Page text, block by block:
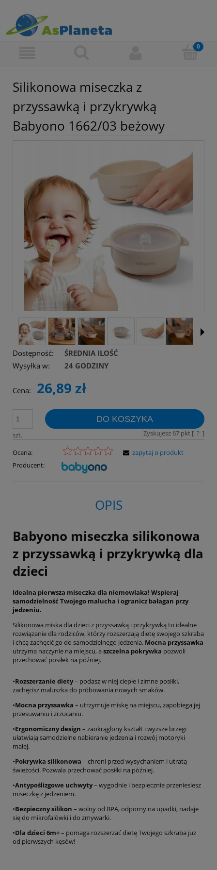
Silikonowa miseczka z
przyssawką i przykrywką
Babyono 1662/03 beżowy
Dostępność:
ŚREDNIA ILOŚĆ
Wysyłka w:
24 GODZINY
Cena: 26,89 zł
szt.
DO KOSZYKA
Zyskujesz 67pkt [ ? ]
Ocena:
Producent:
zapytaj o produkt
OPIS
Babyono miseczka silikonowa
z przyssawką i przykrywką dla
dzieci
Idealna pierwsza miseczka dla niemowlaka! Wspieraj
samodzielność Twojego malucha i ogranicz bałagan przy
jedzeniu.
Silikonowa miska dla dzieci z przyssawką i przykrywką to idealne
rozwiązanie dla rodziców, którzy rozszerzają dietę swojego szkraba
i chcą zachęcić go do samodzielnego jedzenia. Mocna przyssawka
utrzyma naczynie na miejscu, a szczelna pokrywka pozwoli
przechować posiłek na później.
•Rozszerzanie diety– podasz w niej ciepłe i zimne posiłki,
zachęcisz maluszka do próbowania nowych smaków.
•Mocna przyssawka – utrzymuje miskę na miejscu, zapobiega jej
przesuwaniu i zrzucaniu.
•Ergonomiczny design – zaokrąglony kształt i wyższe brzegi
ułatwiają samodzielne nabieranie jedzenia i rozwój motoryki
małej.
•Pokrywka silikonowa – chroni przed wysychaniem i utratą
świeżości. Pozwala przechować posiłki na później.
•Antypoślizgowe uchwyty– wygodnie i bezpiecznie przeniesiesz
miseczkę z jedzeniem.
•Bezpieczny silikon – wolny od BPA, odporny na upadki, nadaje
się do mikrofalówki i do zmywarki.
•Dla dzieci 6m+– pomaga rozszerzać dietę Twojego szkraba już
od pierwszych kęsów!